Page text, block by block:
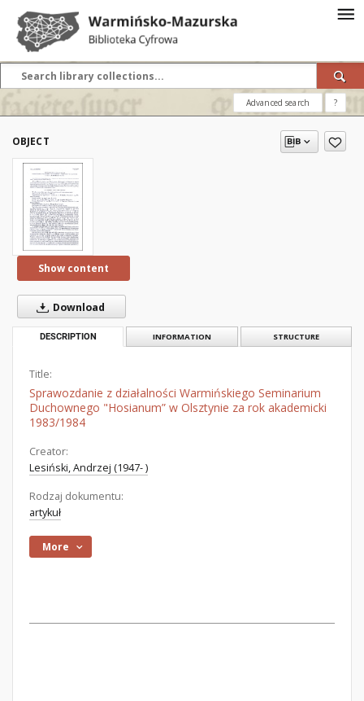
Advanced search ?
OBJECT
Show content
Download
DESCRIPTION INFORMATION STRUCTURE
Title:
Sprawozdanie z działalności Warmińskiego Seminarium
Duchownego "Hosianum” w Olsztynie za rok akademicki
1983/1984
Creator:
Lesiński, Andrzej (1947- )
Rodzaj dokumentu:
artykuł
More